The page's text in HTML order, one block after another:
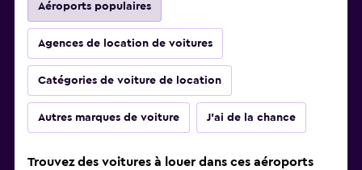
Aéroports populaires
Agences de location de voitures
Catégories de voiture de location
Autres marques de voiture J'ai de la chance
Trouvez des voitures à louer dans ces aéroports